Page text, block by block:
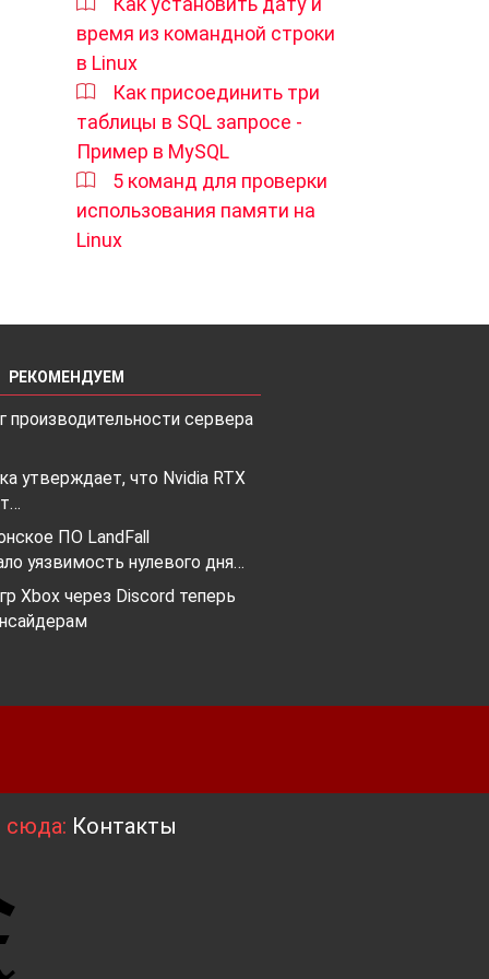
время из командной строки
в Linux
Как присоединить три
таблицы в SQL запросе -
Пример в MySQL
5 команд для проверки
использования памяти на
Linux
РЕКОМЕНДУЕМ
производительности сервера
утверждает, что Nvidia RTX
ПО LandFall
уязвимость нулевого дня…
Xbox через Discord теперь
сюда: Контакты